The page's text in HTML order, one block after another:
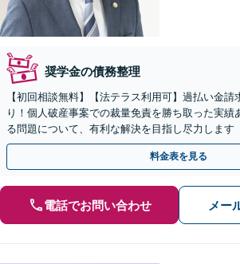
奨学金の債務整理
【初回相談無料】【法テラス利用可】過払い金請
り！個人破産事案での裁量免責を勝ち取った実績
る問題について、有利な解決を目指し尽力します
応！」【夜間・休日面談可】【完全個室】【片原
料金表を見る
電話でお問い合わせ メー